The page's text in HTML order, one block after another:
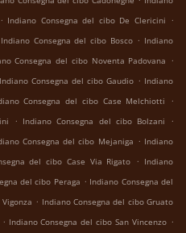
. Indiano Consegna del cibo De Clericini .
Indiano Consegna del cibo Bosco . Indiano
Consegna del cibo Noventa Padovana .
Indiano Consegna del cibo Gaudio . Indiano
Consegna del cibo Case Melchiotti
.
. Indiano Consegna del cibo Bolzani
.
Consegna del cibo Mejaniga . Indiano
del cibo Case Via Rigato . Indiano
del cibo Peraga . Indiano Consegna del
. Indiano Consegna del cibo Gruato
. Indiano Consegna del cibo San Vincenzo .